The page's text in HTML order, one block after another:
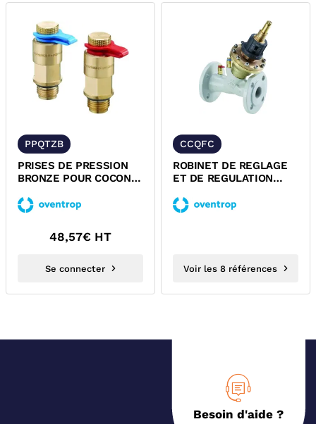
PPQTZB
PRISES DE PRESSION
BRONZE POUR COCON
48,57€ HT
Se connecter
CCQFC
ROBINET DE REGLAGE
ET DE REGULATION
COCON QFC...
Voir les 8 références
Besoin d'aide ?